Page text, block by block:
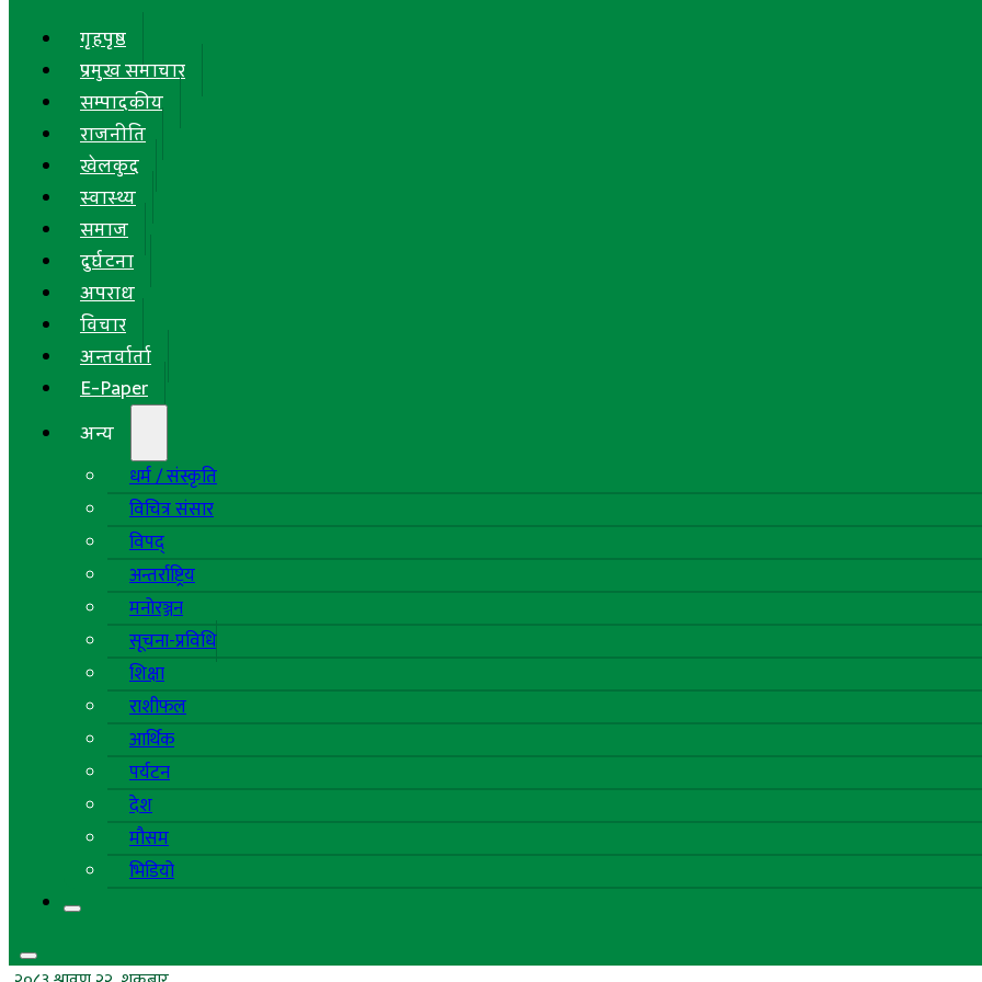
गृहपृष्ठ
प्रमुख समाचार
सम्पादकीय
राजनीति
खेलकुद
स्वास्थ्य
समाज
दुर्घटना
अपराध
विचार
अन्तर्वार्ता
E-Paper
अन्य
धर्म / संस्कृति
विचित्र संसार
विपद्
अन्तर्राष्ट्रिय
मनोरञ्जन
सूचना-प्रविधि
शिक्षा
राशीफल
आर्थिक
पर्यटन
देश
मौसम
भिडियो